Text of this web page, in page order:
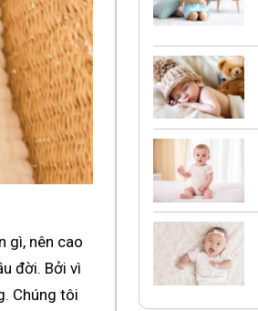
gì, nên cao
đời. Bởi vì
Chúng tôi